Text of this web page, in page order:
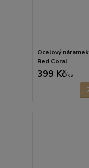
Ocelový
Red Coral
399 Kč/ks